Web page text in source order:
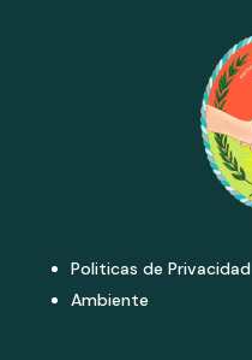
Politicas de Privacidad
Ambiente